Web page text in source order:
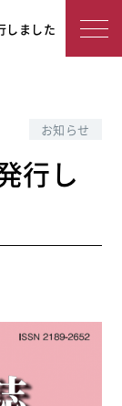
た
しました
お知らせ
行し